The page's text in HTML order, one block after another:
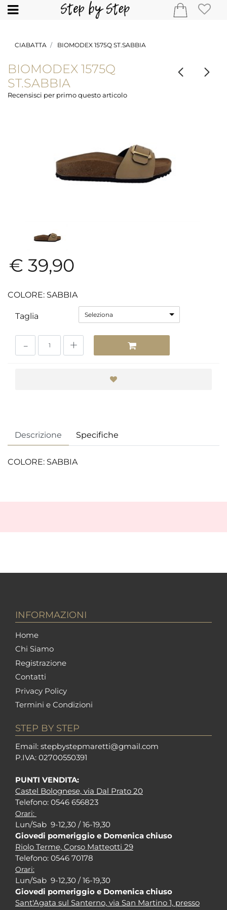
Open
CIABATTA BIOMODEX 1575Q ST.SABBIA
BIOMODEX 1575Q
ST.SABBIA
Recensisci per primo questo articolo
€ 39,90
COLORE: SABBIA
Taglia Seleziona
Descrizione Specifiche
COLORE: SABBIA
INFORMAZIONI
Home
Chi Siamo
Registrazione
Contatti
Privacy Policy
Termini e Condizioni
STEP BY STEP
Email: stepbystepmaretti@gmail.com
P.IVA: 02700550391
PUNTI VENDITA:
Castel Bolognese, via Dal Prato 20
Telefono: 0546 656823
Orari:
Lun/Sab 9-12,30 / 16-19,30
Giovedi pomeriggio e Domenica chiuso
Riolo Terme, Corso Matteotti 29
Telefono: 0546 70178
Orari:
Lun/Sab 9-12,30 / 16-19,30
Giovedi pomeriggio e Domenica chiuso
Sant'Agata sul Santerno, via San Martino 1, presso